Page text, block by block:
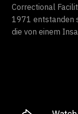
Correctional
1971 entstanden
die von einem